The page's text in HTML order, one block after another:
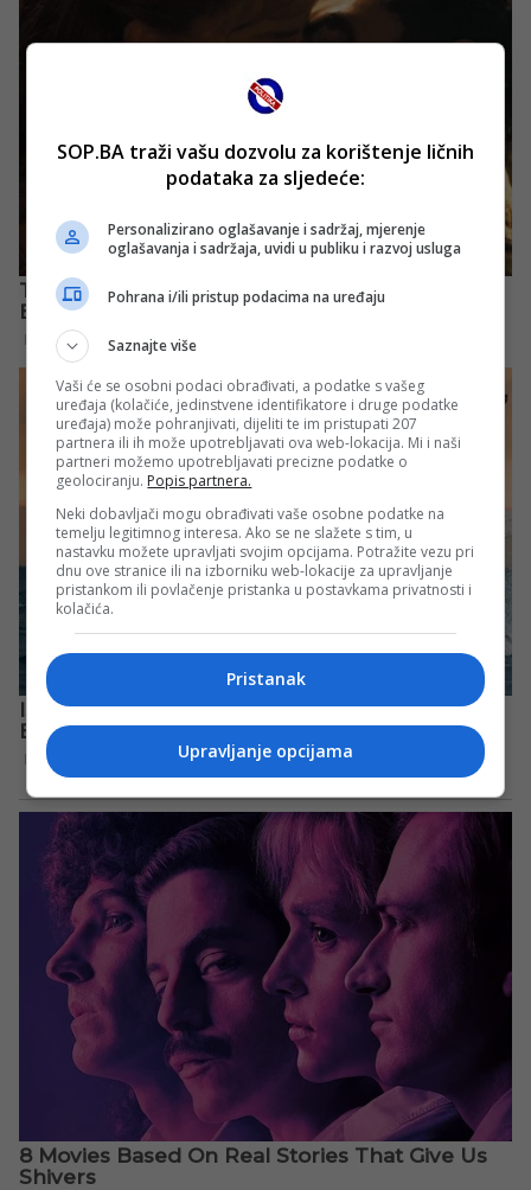
SOP.BA traži vašu dozvolu za korištenje ličnih
podataka za sljedeće:
Personalizirano oglašavanje i sadržaj, mjerenje
oglašavanja i sadržaja, uvidi u publiku i razvoj usluga
Pohrana i/ili pristup podacima na uređaju
Saznajte više
Vaši će se osobni podaci obrađivati, a podatke s vašeg
uređaja (kolačiće, jedinstvene identifikatore i druge podatke
uređaja) može pohranjivati, dijeliti te im pristupati 207
partnera ili ih može upotrebljavati ova web-lokacija. Mi i naši
partneri možemo upotrebljavati precizne podatke o
geolociranju. Popis partnera.
Neki dobavljači mogu obrađivati vaše osobne podatke na
temelju legitimnog interesa. Ako se ne slažete s tim, u
nastavku možete upravljati svojim opcijama. Potražite vezu pri
dnu ove stranice ili na izborniku web-lokacije za upravljanje
pristankom ili povlačenje pristanka u postavkama privatnosti i
kolačića.
Pristanak
Upravljanje opcijama